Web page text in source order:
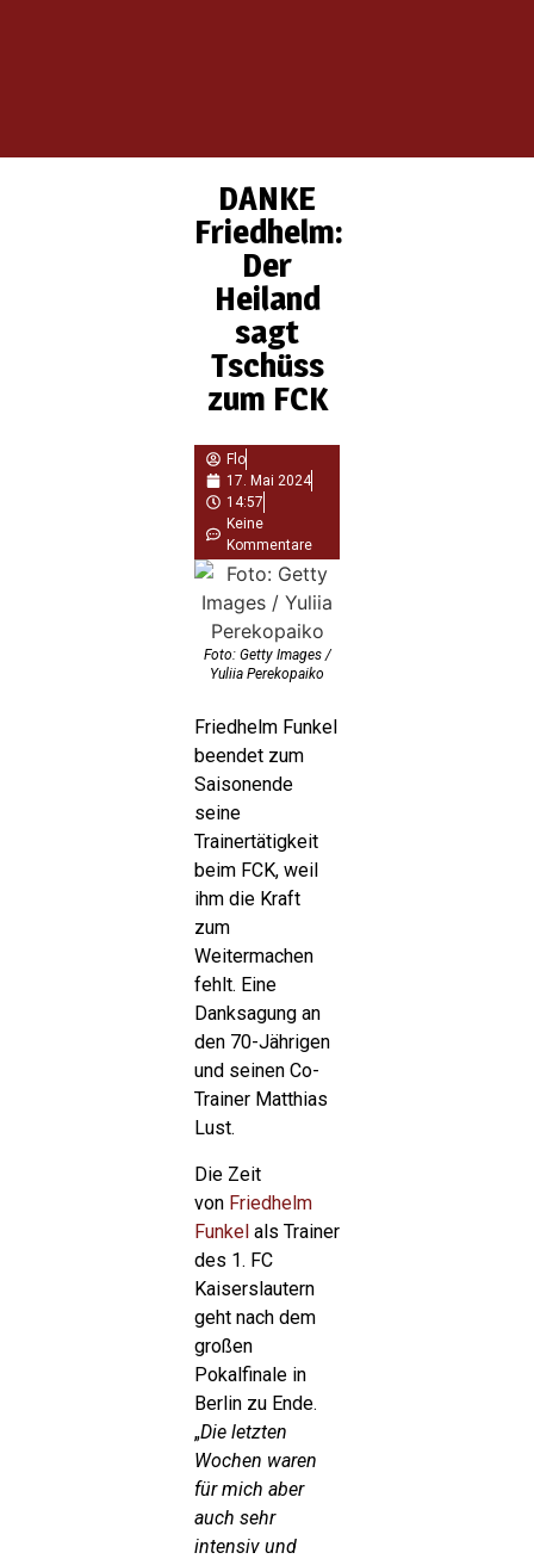
DANKE
Friedhelm:
Der
Heiland
sagt
Tschüss
zum FCK
Flo
17. Mai 2024
14:57
Keine
Kommentare
Foto: Getty Images /
Yuliia Perekopaiko
Friedhelm Funkel
beendet zum
Saisonende
seine
Trainertätigkeit
beim FCK, weil
ihm die Kraft
zum
Weitermachen
fehlt. Eine
Danksagung an
den 70-Jährigen
und seinen Co-
Trainer Matthias
Lust.
Die Zeit
von Friedhelm
Funkelals Trainer
des 1. FC
Kaiserslautern
geht nach dem
großen
Pokalfinale in
Berlin zu Ende.
„Die letzten
Wochen waren
für mich aber
auch sehr
intensiv und